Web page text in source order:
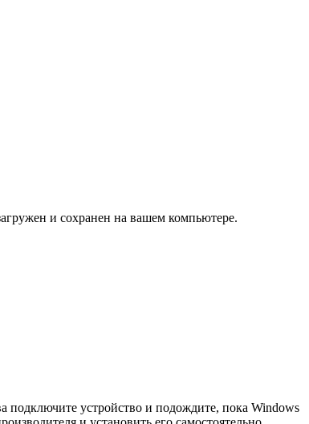
и сохранен на вашем компьютере.
подключите устройство и подождите, пока Windows